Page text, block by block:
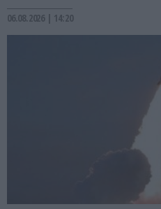
06.08.2026 | 14:20